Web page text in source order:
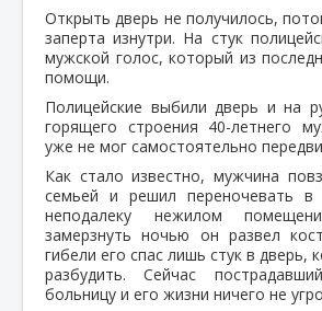
Открыть дверь не получилось,
заперта изнутри. На стук
мужской голос, который из
помощи.
Полицейские выбили дверь и на
горящего строения 40-летнего
уже не мог самостоятельно
Как стало известно, мужчина
семьей и решил переночевать в
неподалеку нежилом
замерзнуть ночью он развел
гибели его спас лишь стук в дверь,
разбудить. Сейчас
больницу и его жизни ничего не